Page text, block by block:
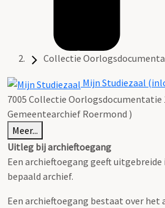
Collectie
Mijn Studiezaal
7005 Collectie Oorlogsdocumentatie
Gemeentearchief Roermond )
Meer...
Uitleg bij archieftoegang
Een archieftoegang geeft
bepaald archief.
Een archieftoegang bestaat over het